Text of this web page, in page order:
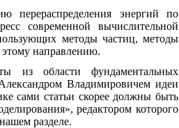
перераспределения энергий по
современной вычислительной
методы частиц, методы
этому направлению.
из области фундаментальных
Владимировичем идеи
сами статьи скорее должны быть
редактором которого
разделе.